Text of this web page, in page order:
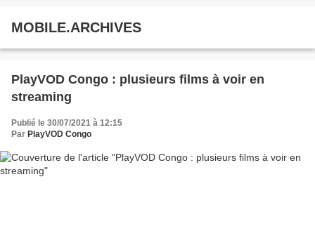
MOBILE.ARCHIVES
PlayVOD Congo : plusieurs films à voir en
streaming
Publié le 30/07/2021 à 12:15
Par PlayVOD Congo